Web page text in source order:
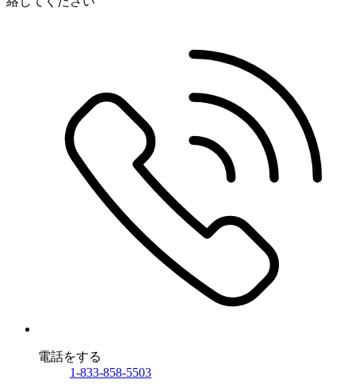
電話をする
1-833-858-5503